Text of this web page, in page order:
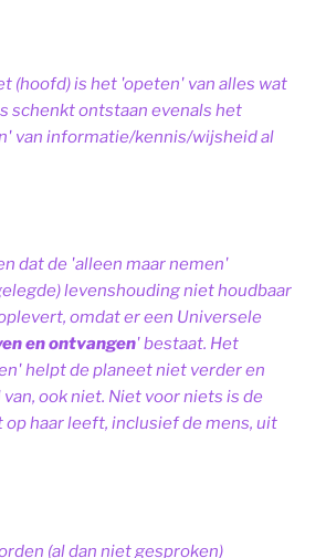
(hoofd) is het 'opeten' van alles wat
schenkt ontstaan evenals het
van informatie/kennis/wijsheid al
dat de 'alleen maar nemen'
levenshouding niet houdbaar
omdat er een Universele
en ontvangen' bestaat. Het
helpt de planeet niet verder en
ook niet. Niet voor niets is de
op haar leeft, inclusief de mens, uit
(al dan niet gesproken)